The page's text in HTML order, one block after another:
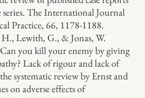
series. The International Journal
Practice, 66, 1178-1188.
H., Lewith, G., & Jonas, W.
you kill your enemy by giving
Lack of rigour and lack of
systematic review by Ernst and
on adverse effects of